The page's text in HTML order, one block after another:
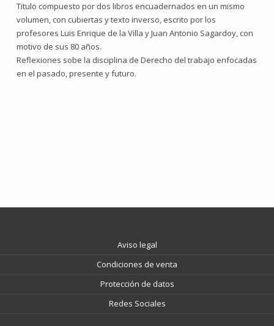
Titulo compuesto por dos libros encuadernados en un mismo
volumen, con cubiertas y texto inverso, escrito por los
profesores Luis Enrique de la Villa y Juan Antonio Sagardoy, con
motivo de sus 80 años.
Reflexiones sobe la disciplina de Derecho del trabajo enfocadas
en el pasado, presente y futuro.
Aviso legal
Condiciones de venta
Protección de datos
Redes Sociales